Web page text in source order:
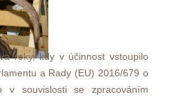
roky, kdy v účinnost vstoupilo
a Rady (EU) 2016/679 o
v souvislosti se zpracováním